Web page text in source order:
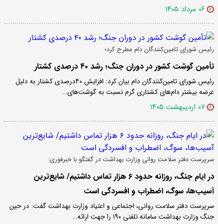
۰۶ مرداد ۱۴۰۵
رئیس شورای تامین‌کنندگان دام مطرح کرد؛
تأمین گوشت کشور در دوران جنگ؛ رشد ۴۰ درصدی کشتار
رئیس شورای تامین‌کنندگان دام بیان کرد: افزایش ۴۰درصدی کشتار به دلیل
عرضه بیشتر دام‌های کشتاری گرم نسبت به گوشت‌های…
۰۷ اردیبهشت ۱۴۰۵
سرپرست دفتر سلامت روانی وزارت بهداشت در گفتگو با خبرفوری:
در ایام جنگ، روزانه حدود ۶ هزار تماس داشتیم/ شایع‌ترین
آسیب‌ها، سوگ، اضطراب و افسردگی است
سرپرست دفتر سلامت روانی، اجتماعی و اعتیاد وزارت بهداشت گفت: در حین
جنگ وزارت بهداشت سامانه تلفنی ۱۹۰ را جهت ارائه…